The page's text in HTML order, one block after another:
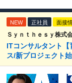
NEW 正社員 面接
Ｓｙｎｔｈｅｓｙ株式
ITコンサルタント
ス/新プロジェクト